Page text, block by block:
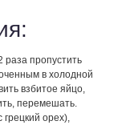
раза пропустить
в холодной
взбитое яйцо,
перемешать.
орех),